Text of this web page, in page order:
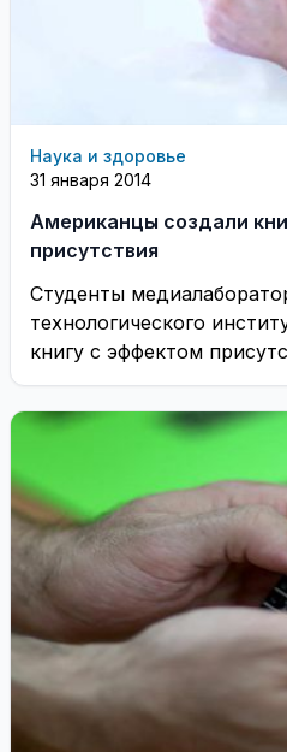
Наука и здоровье
31 января 2014
Американцы создали
присутствия
Студенты
технологического
книгу с эффектом
говорится в сообщении
...